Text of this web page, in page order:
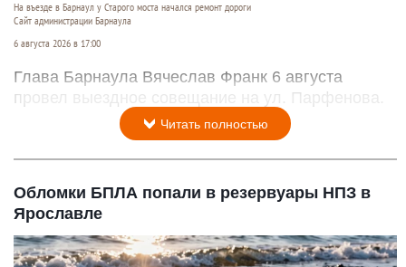
На въезде в Барнаул у Старого моста начался ремонт дороги
Сайт администрации Барнаула
6 августа 2026 в 17:00
Глава Барнаула Вячеслав Франк 6 августа
провел выездное совещание на ул. Парфенова.
Читать полностью
Обломки БПЛА попали в резервуары НПЗ в
Ярославле